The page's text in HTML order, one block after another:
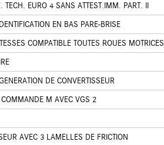
TECH. EURO 4 SANS ATTEST.IMM. PART. II
EN BAS PARE-BRISE
COMPATIBLE TOUTES ROUES MOTRICES
DE CONVERTISSEUR
COMMANDE M AVEC VGS 2
AVEC 3 LAMELLES DE FRICTION